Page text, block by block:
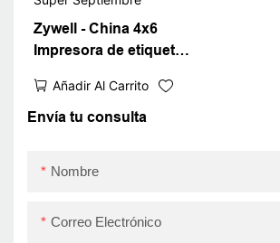
Zywell - China 4x6
Impresora de etiqueta
diseño de 4 pulgadas
Código de barras
Septiembre
Añadir Al Carrito
Envía tu consulta
Nombre
Correo Electrónico